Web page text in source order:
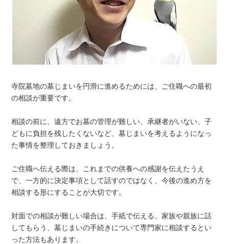
寺院墓地の墓じまいを円滑に進めるためには、ご住職への最初
の相談が重要です。
相談の前に、遠方でお墓の管理が難しい、承継者がいない、子
どもに負担を残したくないなど、墓じまいを考えるようになっ
た事情を整理しておきましょう。
ご住職へ伝える際は、これまでの供養への感謝を伝えたうえ
で、一方的に決定事項として話すのではなく、今後の進め方を
相談する形にすることが大切です。
対面での相談が難しい場合は、手紙で伝える、家族や親族に話
してもらう、墓じまいの手続きについて専門家に相談するとい
った方法もあります。